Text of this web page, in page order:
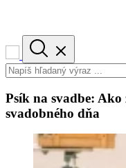
Psík na svadbe:
svadobného dňa